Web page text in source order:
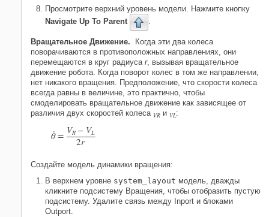
Просмотрите верхний уровень модели. Нажмите кнопку
Navigate Up To Parent
.
Вращательное Движение.
Когда эти два колеса
поворачиваются в противоположных направлениях, они
перемещаются в круг радиуса r, вызывая вращательное
движение робота. Когда поворот колес в том же направлении,
нет никакого вращения. Предположение, что скорости колеса
всегда равны в величине, это практично, чтобы
смоделировать вращательное движение как зависящее от
различия двух скоростей колеса VR и VL:
˙
θ = VR − VL
2r
Создайте модель динамики вращения:
В верхнем уровне system_layout модель, дважды
кликните подсистему Вращения, чтобы отобразить пустую
подсистему. Удалите связь между Inport и блоками
Outport.